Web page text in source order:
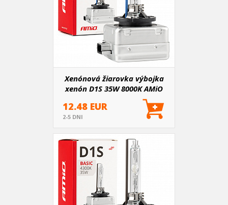
Xenónová žiarovka výbojka
xenón D1S 35W 8000K AMiO
12.48 EUR
2-5 DNI